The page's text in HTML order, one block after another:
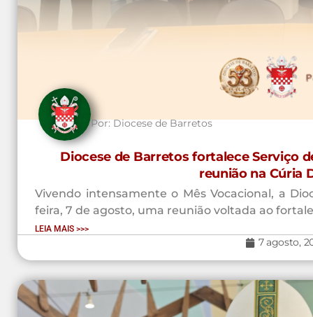
Por:Diocese de Barretos
Diocese de Barretos fortalece Serviço
reunião na Cúria
Vivendo intensamente o Mês Vocacional, a
feira, 7 de agosto, uma reunião voltada ao
LEIA MAIS >>>
7 agosto,